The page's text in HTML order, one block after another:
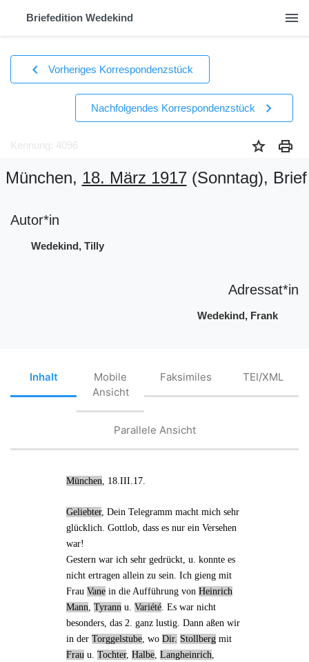
Briefedition Wedekind menu
chevron_left Vorheriges Korrespondenzstück
Nachfolgendes Korrespondenzstück chevron_right
Kennung: 4096 star print
München, 18. März 1917(Sonntag), Brief
Autor*in
Wedekind, Tilly
Adressat*in
Wedekind, Frank
Inhalt
Mobile
Ansicht
Faksimiles TEI/XML
Parallele Ansicht
München , 18.III.17.
Geliebter,Dein Telegramm macht mich sehr
glücklich. Gottlob, dass es nur ein Versehen
war!
Gestern war ich sehr gedrückt, u. konnte es
nicht ertragen allein zu sein. Ichgieng mit
FrauVane in die Aufführung vonHeinrich
Mann ,Tyrann u.Variété . Es war nicht
besonders,das 2. ganz lustig . Dann aßen wir
in derTorggelstube , woDir. Stollberg mit
Frau u.Tochter,Halbe ,Langheinrich